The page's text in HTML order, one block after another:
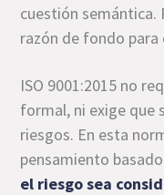
cuestión semántica.
razón de fondo para
ISO 9001:2015 no
formal, ni exige que
riesgos. En esta
pensamiento
el riesgo sea